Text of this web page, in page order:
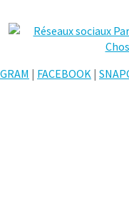
| FACEBOOK |